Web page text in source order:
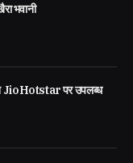
भवानी
JioHotstar पर उपलब्ध